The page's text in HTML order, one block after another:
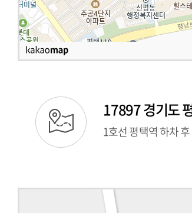
17897 경기도
1호선 평택역 하차